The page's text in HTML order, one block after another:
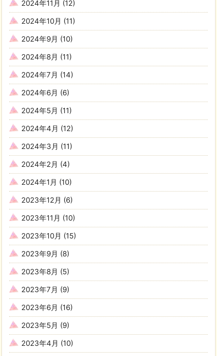
2024年11月 (12)
2024年10月 (11)
2024年9月 (10)
2024年8月 (11)
2024年7月 (14)
2024年6月 (6)
2024年5月 (11)
2024年4月 (12)
2024年3月 (11)
2024年2月 (4)
2024年1月 (10)
2023年12月 (6)
2023年11月 (10)
2023年10月 (15)
2023年9月 (8)
2023年8月 (5)
2023年7月 (9)
2023年6月 (16)
2023年5月 (9)
2023年4月 (10)